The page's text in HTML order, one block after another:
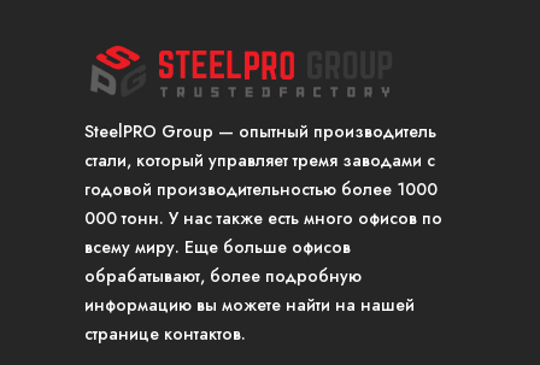
SteelPRO Group — опытный производитель
стали, который управляет тремя заводами с
годовой производительностью более 1000
000 тонн. У нас также есть много офисов по
всему миру. Еще больше офисов
обрабатывают, более подробную
информацию вы можете найти на нашей
странице контактов.